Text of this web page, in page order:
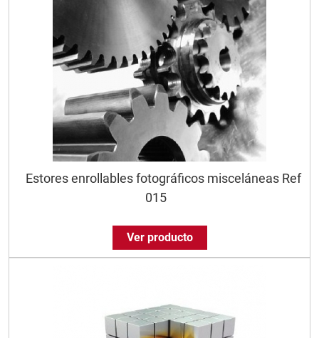
Estores enrollables fotográficos misceláneas Ref
015
Ver producto